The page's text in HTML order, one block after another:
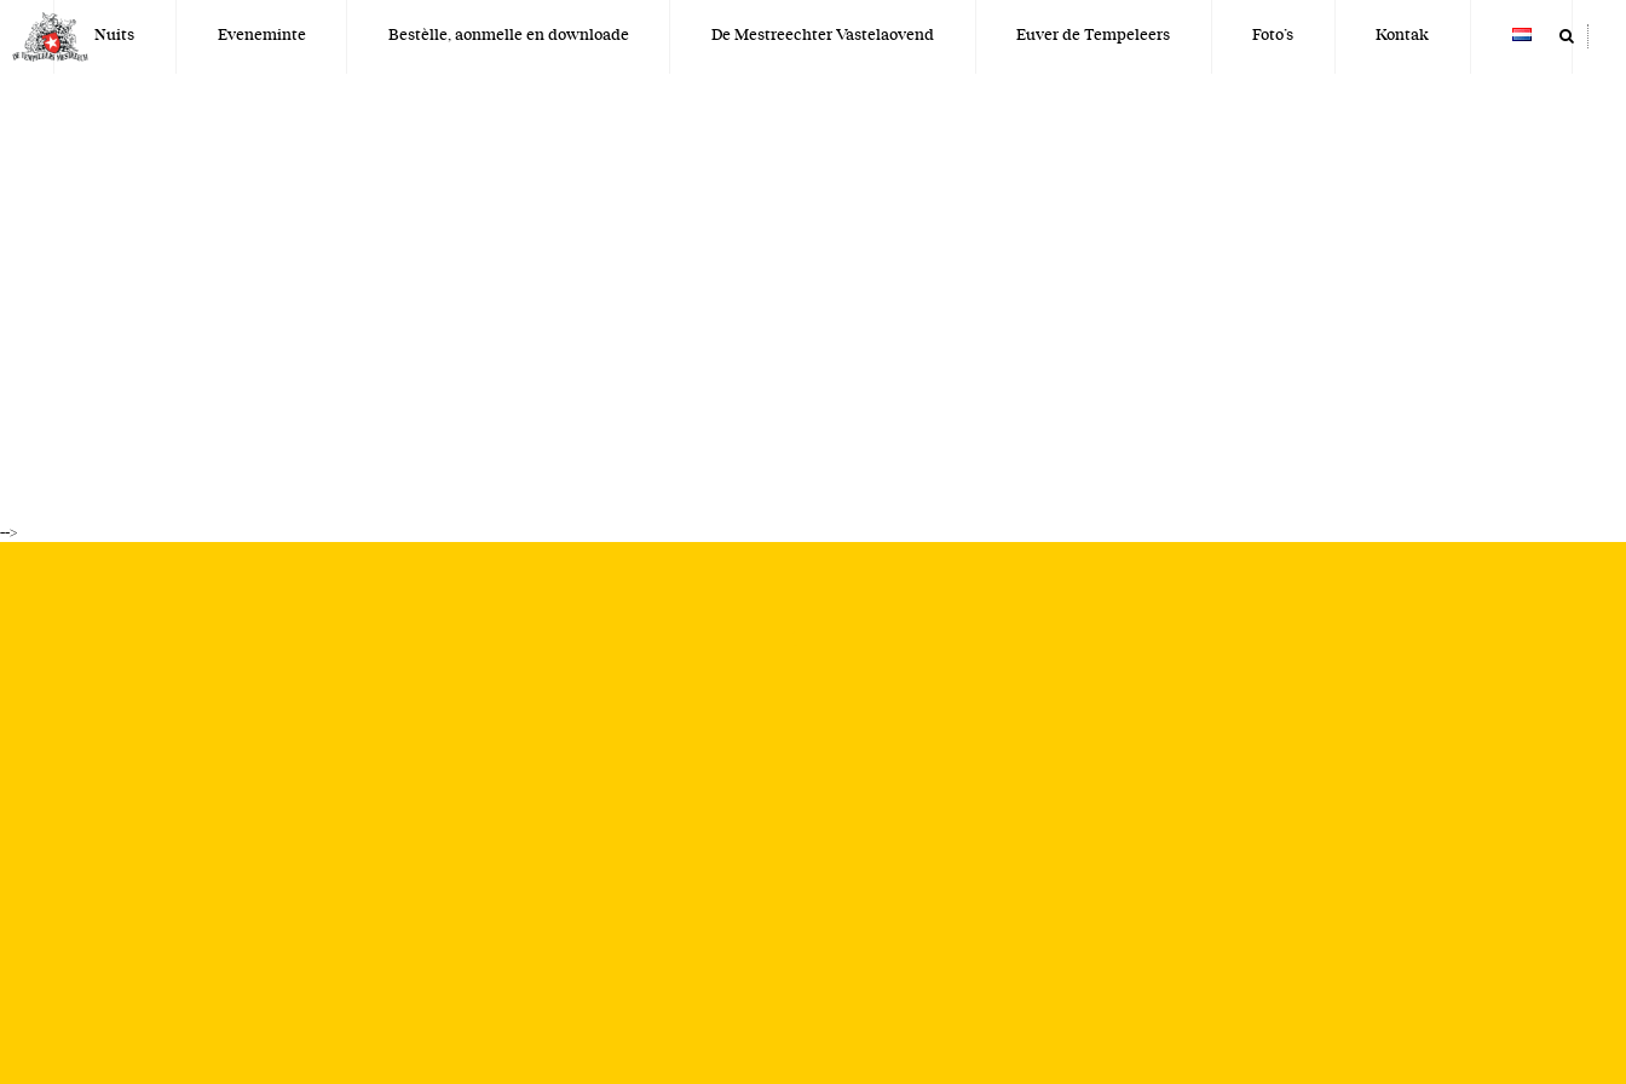
Nuits Eveneminte Bestèlle, aonmelle en downloade De Mestreechter Vastelaovend Euver de Tempeleers Foto’s Kontak
-->